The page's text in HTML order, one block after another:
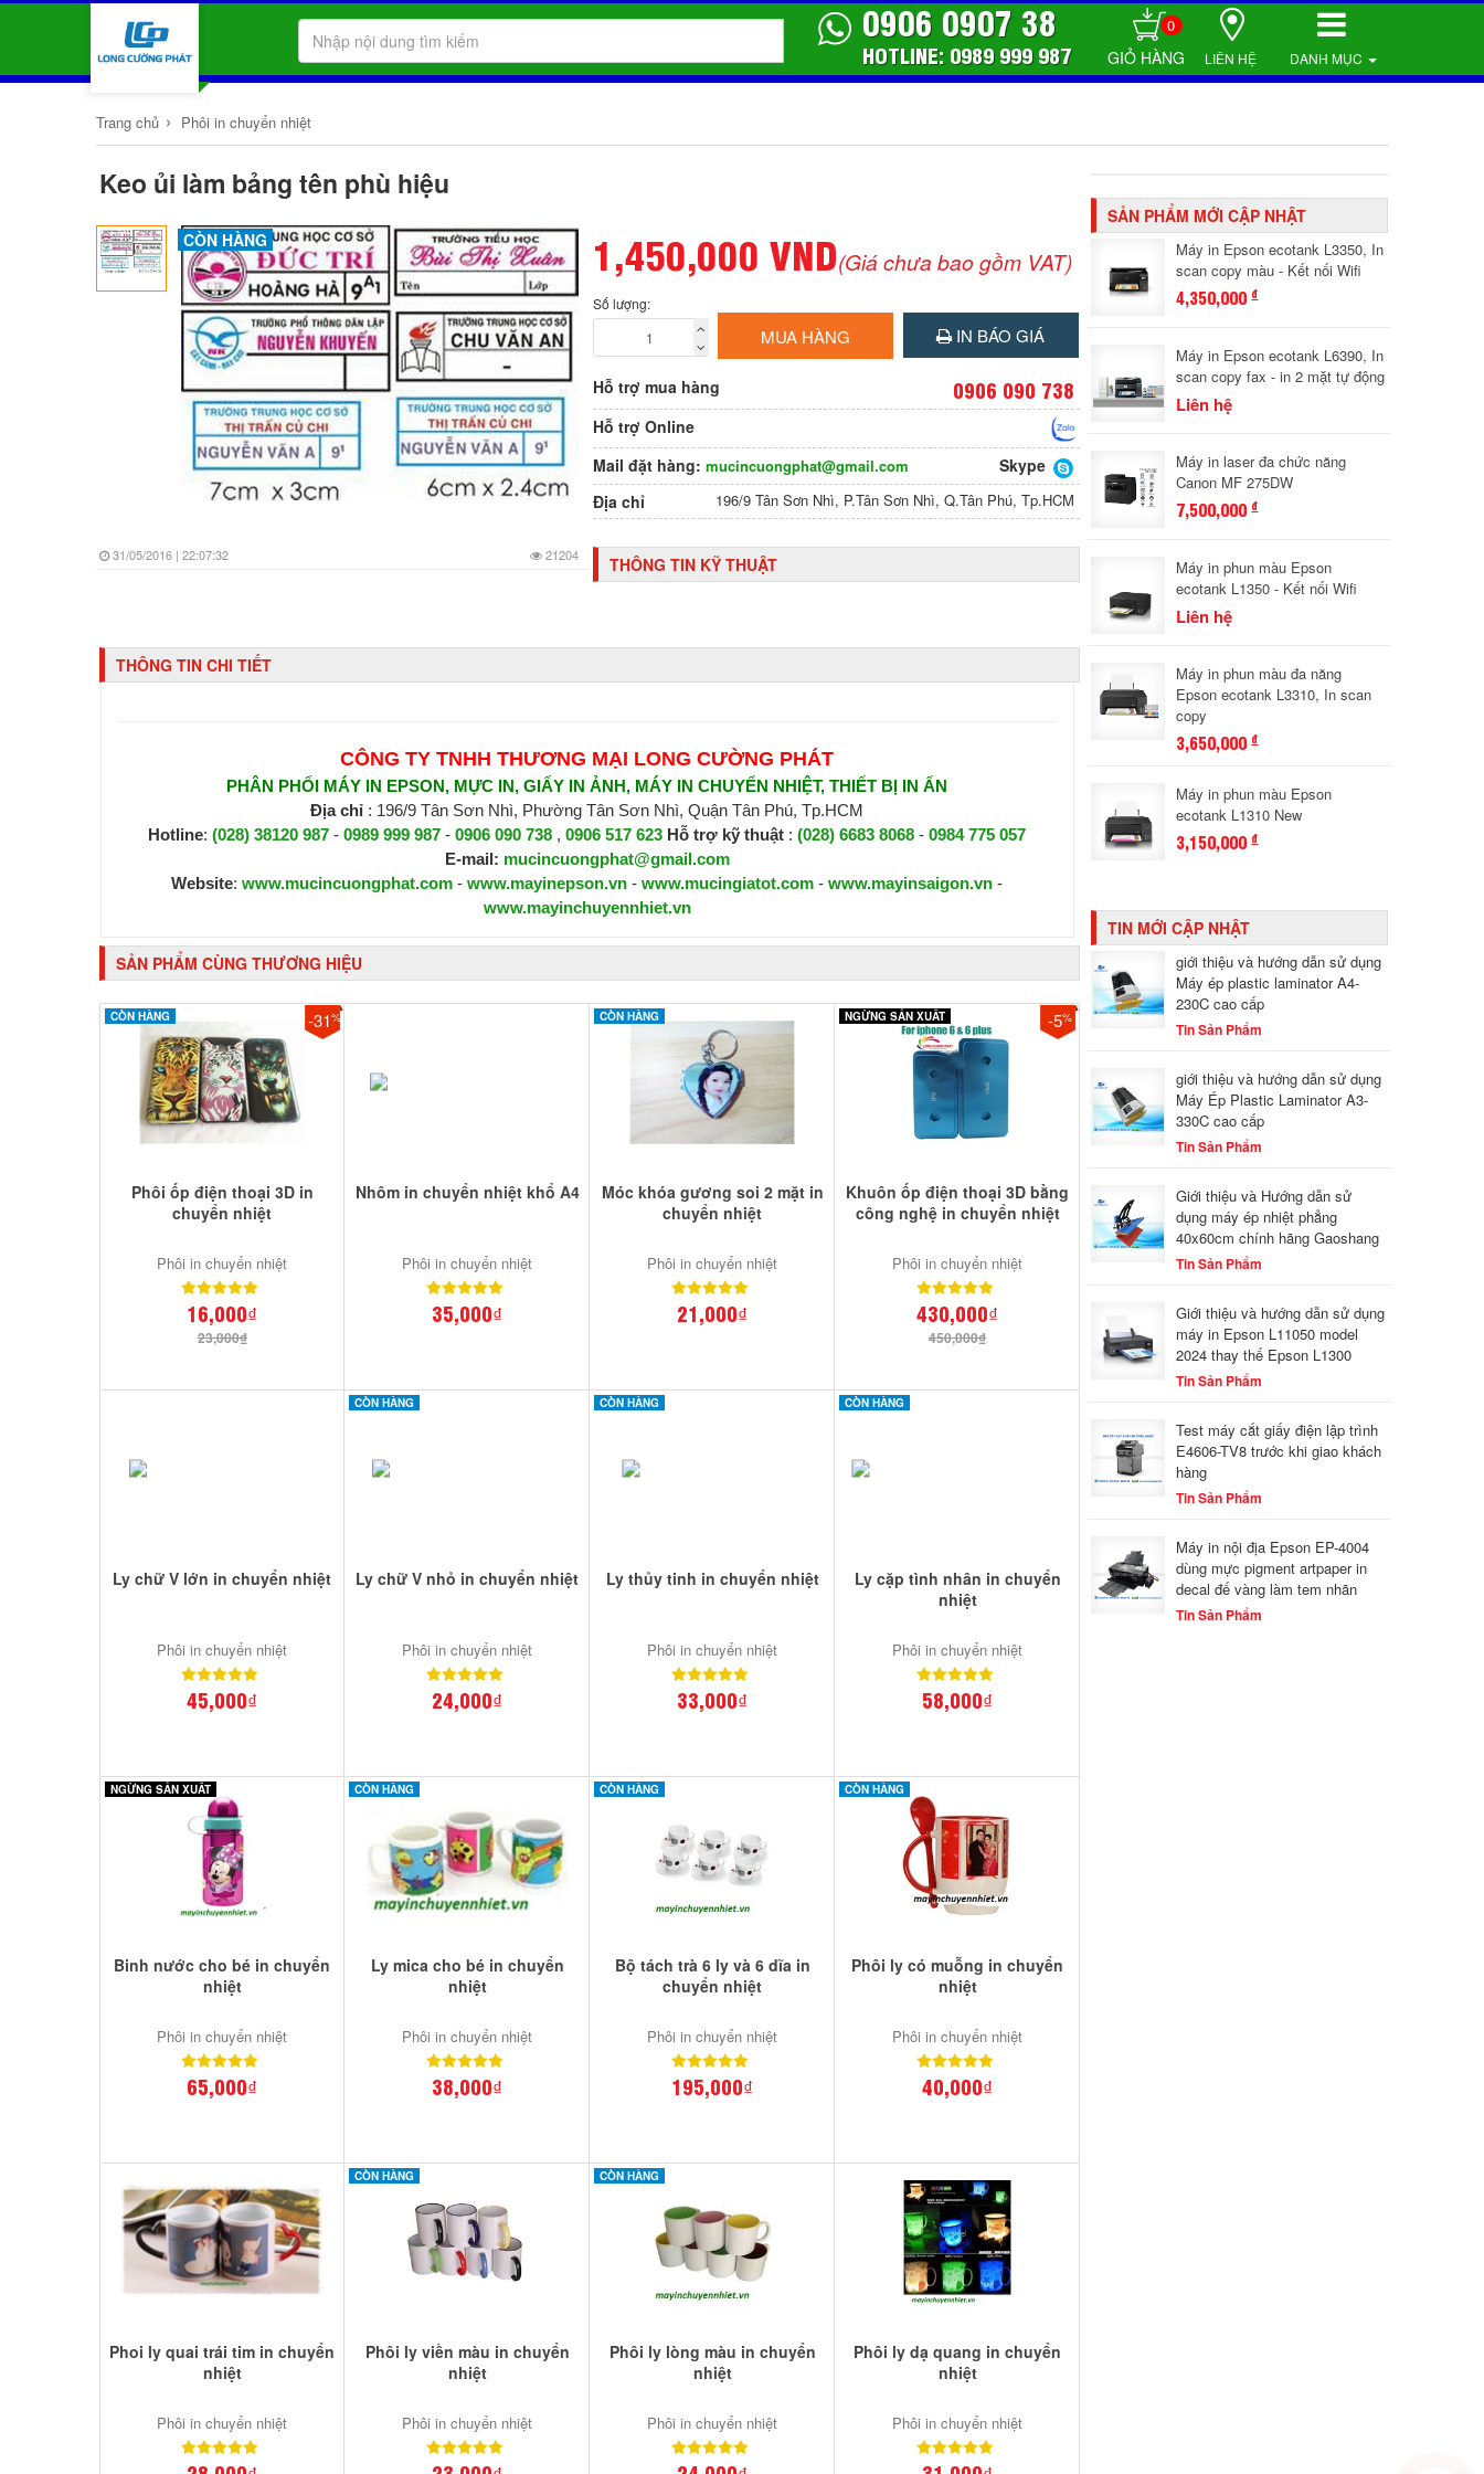
0
DANH MỤC
0906 0907 38
HOTLINE: 0989 999 987 LIÊN HỆ
Trang chủ › Phôi in chuyển nhiệt
Keo ủi làm bảng tên phù hiệu
CÒN HÀNG
31/05/2016 | 22:07:32 21204
1,450,000 VND(Giá chưa bao gồm VAT)
Số lượng:
MUA HÀNG IN BÁO GIÁ
Hỗ trợ mua hàng 0906 090 738
Hỗ trợ Online
Mail đặt hàng: mucincuongphat@gmail.com
Skype
Địa chỉ
196/9 Tân Sơn Nhì, P.Tân Sơn Nhì, Q.Tân Phú, Tp.HCM
THÔNG TIN KỸ THUẬT
THÔNG TIN CHI TIẾT
CÔNG TY TNHH THƯƠNG MẠI LONG CƯỜNG PHÁT
PHÂN PHỐI MÁY IN EPSON, MỰC IN, GIẤY IN ẢNH, MÁY IN CHUYỂN NHIỆT, THIẾT BỊ IN ẤN
Địa chỉ : 196/9 Tân Sơn Nhì, Phường Tân Sơn Nhì, Quận Tân Phú, Tp.HCM
Hotline:(028) 38120 987-0989 999 987-0906 090 738 ,0906 517 623 Hỗ trợ kỹ thuật :(028) 6683 8068 -0984 775 057
E-mail: mucincuongphat@gmail.com
Website:www.mucincuongphat.com -www.mayinepson.vn -www.mucingiatot.com -www.mayinsaigon.vn -
www.mayinchuyennhiet.vn
SẢN PHẨM CÙNG THƯƠNG HIỆU
-31%
CÒN HÀNG
Phôi ốp điện thoại 3D in
chuyển nhiệt
Phôi in chuyển nhiệt
16,000₫
23,000₫
Nhôm in chuyển nhiệt khổ A4
Phôi in chuyển nhiệt
35,000₫
CÒN HÀNG
Móc khóa gương soi 2 mặt in
chuyển nhiệt
Phôi in chuyển nhiệt
21,000₫
-5%
NGỪNG SẢN XUẤT
Khuôn ốp điện thoại 3D bằng
công nghệ in chuyển nhiệt
Phôi in chuyển nhiệt
430,000₫
450,000₫
Ly chữ V lớn in chuyển nhiệt
Phôi in chuyển nhiệt
45,000₫
CÒN HÀNG
Ly chữ V nhỏ in chuyển nhiệt
Phôi in chuyển nhiệt
24,000₫
CÒN HÀNG
Ly thủy tinh in chuyển nhiệt
Phôi in chuyển nhiệt
33,000₫
CÒN HÀNG
Ly cặp tình nhân in chuyển
nhiệt
Phôi in chuyển nhiệt
58,000₫
NGỪNG SẢN XUẤT
Binh nước cho bé in chuyển
nhiệt
Phôi in chuyển nhiệt
65,000₫
CÒN HÀNG
Ly mica cho bé in chuyển
nhiệt
Phôi in chuyển nhiệt
38,000₫
CÒN HÀNG
Bộ tách trà 6 ly và 6 dĩa in
chuyển nhiệt
Phôi in chuyển nhiệt
195,000₫
CÒN HÀNG
Phôi ly có muỗng in chuyển
nhiệt
Phôi in chuyển nhiệt
40,000₫
Phoi ly quai trái tim in chuyển
nhiệt
Phôi in chuyển nhiệt
CÒN HÀNG
Phôi ly viền màu in chuyển
nhiệt
Phôi in chuyển nhiệt
CÒN HÀNG
Phôi ly lòng màu in chuyển
nhiệt
Phôi in chuyển nhiệt
Phôi ly dạ quang in chuyển
nhiệt
Phôi in chuyển nhiệt
SẢN PHẨM MỚI CẬP NHẬT
Máy in Epson ecotank L3350, In
scan copy màu - Kết nối Wifi
4,350,000đ
Máy in Epson ecotank L6390, In
scan copy fax - in 2 mặt tự động
Liên hệ
Máy in laser đa chức năng
Canon MF 275DW
7,500,000đ
Máy in phun màu Epson
ecotank L1350 - Kết nối Wifi
Liên hệ
Máy in phun màu đa năng
Epson ecotank L3310, In scan
copy
3,650,000đ
Máy in phun màu Epson
ecotank L1310 New
3,150,000đ
TIN MỚI CẬP NHẬT
giới thiệu và hướng dẫn sử dụng
Máy ép plastic laminator A4-
230C cao cấp
Tin Sản Phẩm
giới thiệu và hướng dẫn sử dụng
Máy Ép Plastic Laminator A3-
330C cao cấp
Tin Sản Phẩm
Giới thiệu và Hướng dẫn sử
dụng máy ép nhiệt phẳng
40x60cm chính hãng Gaoshang
Tin Sản Phẩm
Giới thiệu và hướng dẫn sử dụng
máy in Epson L11050 model
2024 thay thế Epson L1300
Tin Sản Phẩm
Test máy cắt giấy điện lập trình
E4606-TV8 trước khi giao khách
hàng
Tin Sản Phẩm
Máy in nội địa Epson EP-4004
dùng mực pigment artpaper in
decal đế vàng làm tem nhãn
Tin Sản Phẩm